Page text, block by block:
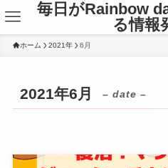
毎日がRainbow
る情報
ホーム 2021年 6月
2021年6月 – date –